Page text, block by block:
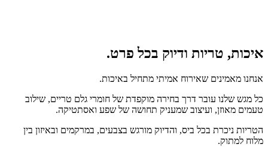
איכות, טריות ודיוק בכל פרט.
אנחנו מאמינים שאירוח אמיתי מתחיל באיכות.
כל מגש שלנו עובר דרך בחירה מוקפדת של חומרי גלם טריים, שילוב
טעמים מאוזן, ועיצוב שמעניק תחושה של שפע ואסתטיקה.
הטריות ניכרת בכל ביס, והדיוק מורגש בצבעים, במרקמים ובאיזון בין
מלוח למתוק.